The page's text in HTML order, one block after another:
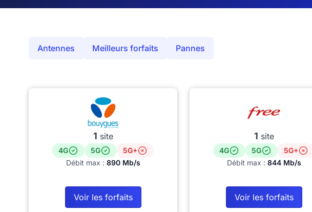
Antennes Meilleurs forfaits Pannes
1 site
4G 5G
5G+
Débit max : 890 Mb/s
Voir les forfaits
1 site
4G 5G
5G+
Débit max : 844 Mb/s
Voir les forfaits